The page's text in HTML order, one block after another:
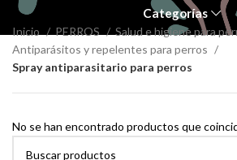
Categorías
Inicio PERROS
Salud e higiene para
Antiparásitos y repelentes para perros
Spray antiparasitario para perros
No se han encontrado productos que